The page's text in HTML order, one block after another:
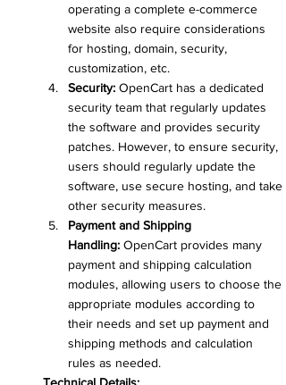
operating a complete e-commerce
website also require considerations
for hosting, domain, security,
customization, etc.
Security: OpenCart has a dedicated
security team that regularly updates
the software and provides security
patches. However, to ensure security,
users should regularly update the
software, use secure hosting, and take
other security measures.
Payment and Shipping
Handling: OpenCart provides many
payment and shipping calculation
modules, allowing users to choose the
appropriate modules according to
their needs and set up payment and
shipping methods and calculation
rules as needed.